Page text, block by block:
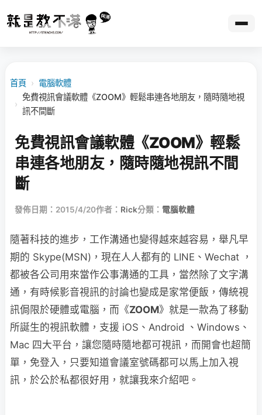
首頁 › 電腦軟體
›
免費視訊會議軟體《ZOOM》輕鬆串連各地朋友，隨時隨地視
訊不間斷
免費視訊會議軟體《ZOOM》輕鬆
串連各地朋友，隨時隨地視訊不間
斷
發佈日期：2015/4/20作者： Rick分類： 電腦軟體
隨著科技的進步，工作溝通也變得越來越容易，舉凡早
期的 Skype(MSN)，現在人人都有的 LINE、Wechat ，
都被各公司用來當作公事溝通的工具，當然除了文字溝
通，有時候影音視訊的討論也變成是家常便飯，傳統視
訊侷限於硬體或電腦，而《ZOOM》就是一款為了移動
所誕生的視訊軟體，支援 iOS、Android 、Windows、
Mac 四大平台，讓您隨時隨地都可視訊，而開會也超簡
單，免登入，只要知道會議室號碼都可以馬上加入視
訊，於公於私都很好用，就讓我來介紹吧。